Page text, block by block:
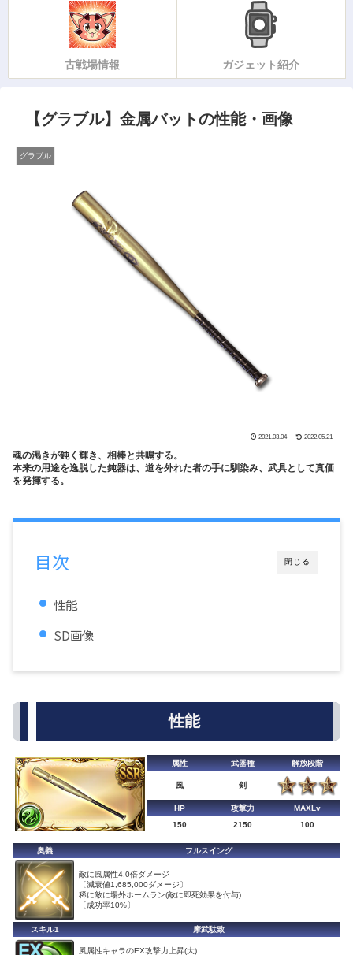
古戦場情報 ガジェット紹介
【グラブル】金属バットの性能・画像
グラブル
2021.03.04 2022.05.21
魂の渇きが鈍く輝き、相棒と共鳴する。
本来の用途を逸脱した鈍器は、道を外れた者の手に馴染み、武具として真価
を発揮する。
閉じる
目次
性能
SD画像
性能
属性 武器種 解放段階
風 剣
HP 攻撃力
MAXLv
150
2150 100
奥義 フルスイング
敵に風属性4.0倍ダメージ
〔減衰値1,685,000ダメージ〕
稀に敵に場外ホームラン(敵に即死効果を付与)
〔成功率10%〕
スキル1 摩武駄致
風属性キャラのEX攻撃力上昇(大)